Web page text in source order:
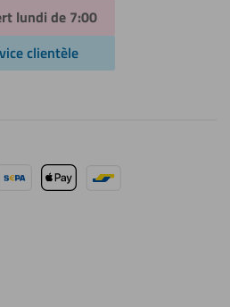
lundi de 7:00
clientèle